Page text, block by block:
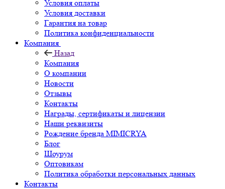
Условия оплаты
Условия доставки
Гарантия на товар
Политика конфиденциальности
Компания
Назад
Компания
О компании
Новости
Отзывы
Контакты
Награды, сертификаты и лицензии
Наши реквизиты
Рождение бренда MIMICRYA
Блог
Шоурум
Оптовикам
Политика обработки персональных данных
Контакты